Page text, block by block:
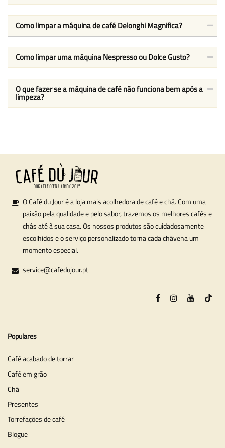
Como limpar a máquina de café Delonghi Magnifica?
Como limpar uma máquina Nespresso ou Dolce Gusto?
O que fazer se a máquina de café não funciona bem após a
limpeza?
O Café du Jour é a loja mais acolhedora de café e chá. Com uma
paixão pela qualidade e pelo sabor, trazemos os melhores cafés e
chás até à sua casa. Os nossos produtos são cuidadosamente
escolhidos e o serviço personalizado torna cada chávena um
momento especial.
service@cafedujour.pt
Populares
Café acabado de torrar
Café em grão
Chá
Presentes
Torrefações de café
Blogue